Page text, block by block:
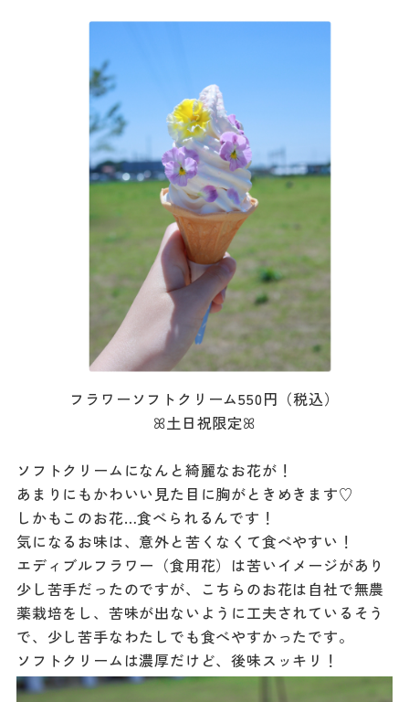
フラワーソフトクリーム550円（税込）
ꕤ土日祝限定ꕤ
ソフトクリームになんと綺麗なお花が！
あまりにもかわいい見た目に胸がときめきます♡
しかもこのお花…食べられるんです！
気になるお味は、意外と苦くなくて食べやすい！
エディブルフラワー（食用花）は苦いイメージがあり
少し苦手だったのですが、こちらのお花は自社で無農
薬栽培をし、苦味が出ないように工夫されているそう
で、少し苦手なわたしでも食べやすかったです。
ソフトクリームは濃厚だけど、後味スッキリ！